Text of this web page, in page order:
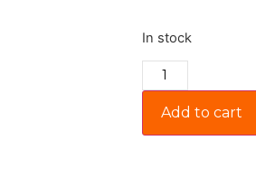
In stock
Add to cart